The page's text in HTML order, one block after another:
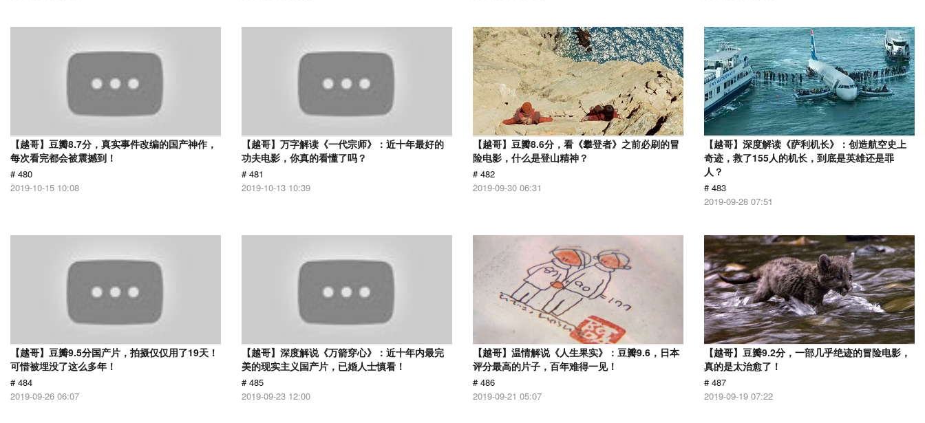
【越哥】豆瓣8.7分，真实事件改编的国产神作，
每次看完都会被震撼到！
# 480
2019-10-15 10:08
【越哥】万字解读《一代宗师》：近十年最好的
功夫电影，你真的看懂了吗？
# 481
2019-10-13 10:39
【越哥】豆瓣8.6分，看《攀登者》之前必刷的冒
险电影，什么是登山精神？
# 482
2019-09-30 06:31
【越哥】深度解读《萨利机长》：创造航空史上
奇迹，救了155人的机长，到底是英雄还是罪
人？
# 483
2019-09-28 07:51
【越哥】豆瓣9.5分国产片，拍摄仅仅用了19天！
可惜被埋没了这么多年！
# 484
2019-09-26 06:07
【越哥】深度解说《万箭穿心》：近十年内最完
美的现实主义国产片，已婚人士慎看！
# 485
2019-09-23 12:00
【越哥】温情解说《人生果实》：豆瓣9.6，日本
评分最高的片子，百年难得一见！
# 486
2019-09-21 05:07
【越哥】豆瓣9.2分，一部几乎绝迹的冒险电影，
真的是太治愈了！
# 487
2019-09-19 07:22